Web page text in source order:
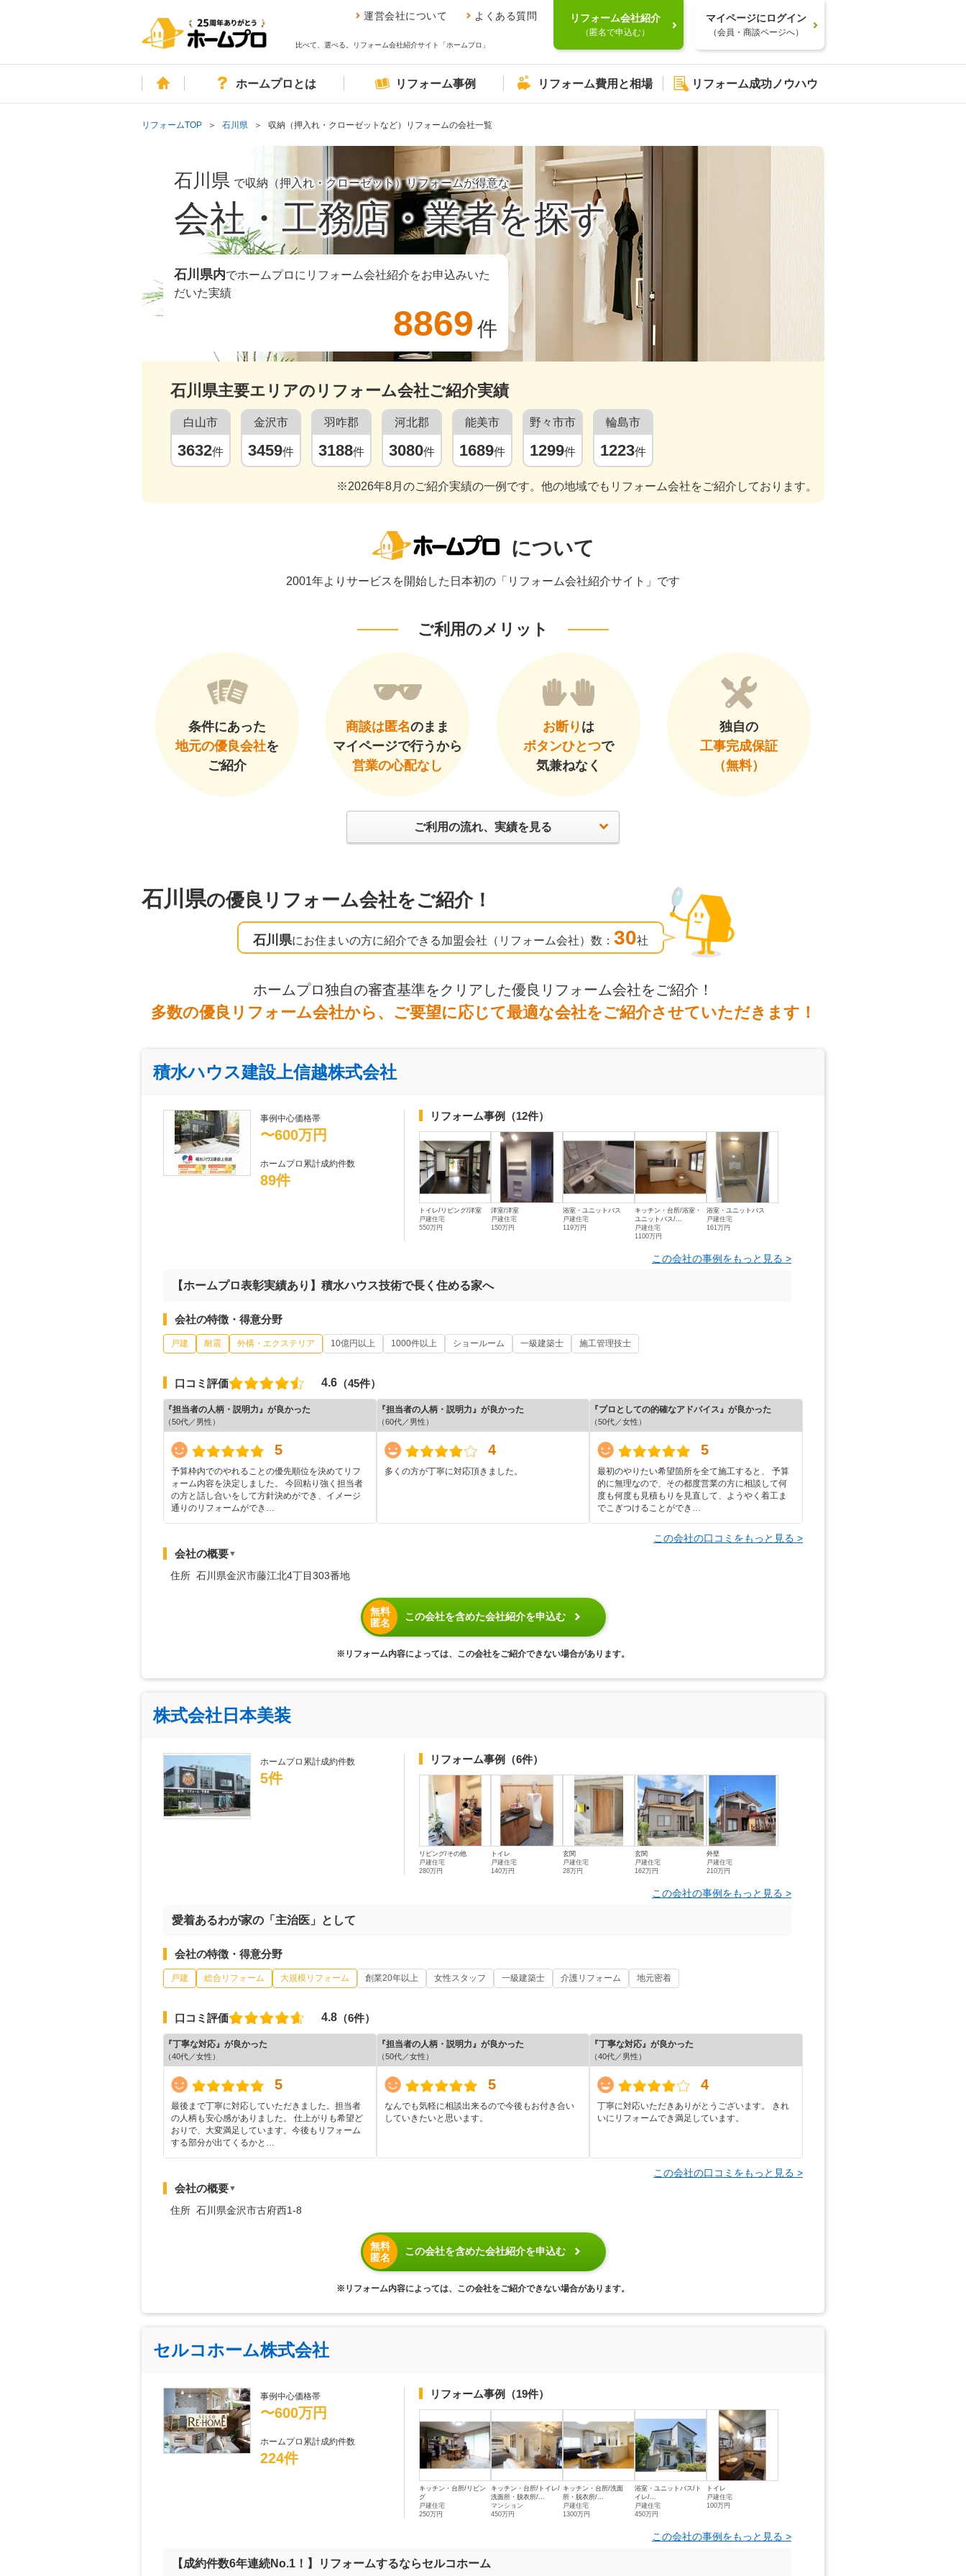
運営会社について よくある質問
比べて、選べる。リフォーム会社紹介サイト「ホームプロ」
リフォーム会社紹介
（匿名で申込む）
マイページにログイン
（会員・商談ページへ）
ホームホームプロとは リフォーム事例 リフォーム費用と相場 リフォーム成功ノウハウ
リフォームTOP 石川県 収納（押入れ・クローゼットなど）リフォームの会社一覧
石川県 で収納（押入れ・クローゼット）リフォームが得意な
会社・工務店・業者を探す
石川県内でホームプロにリフォーム会社紹介をお申込みいた
だいた実績
8869 件
石川県主要エリアのリフォーム会社ご紹介実績
白山市
3632件
金沢市
3459件
羽咋郡
3188件
河北郡
3080件
能美市
1689件
野々市市
1299件
輪島市
1223件
※2026年8月のご紹介実績の一例です。他の地域でもリフォーム会社をご紹介しております。
について
2001年よりサービスを開始した日本初の「リフォーム会社紹介サイト」です
ご利用のメリット
条件にあった
地元の優良会社を
ご紹介
商談は匿名のまま
マイページで行うから
営業の心配なし
お断り は
ボタンひとつで
気兼ねなく
独自の
工事完成保証
（無料）
ご利用の流れ、実績を見る
石川県の優良リフォーム会社をご紹介！
石川県にお住まいの方に紹介できる加盟会社（リフォーム会社）数： 30社
ホームプロ独自の審査基準をクリアした優良リフォーム会社をご紹介！
多数の優良リフォーム会社から、ご要望に応じて最適な会社をご紹介させていただきます！
積水ハウス建設上信越株式会社
事例中心価格帯
〜600万円
ホームプロ累計成約件数
89件
リフォーム事例 （12件）
トイレ/リビング/洋室
戸建住宅
550万円
洋室/洋室
戸建住宅
150万円
浴室・ユニットバス
戸建住宅
119万円
キッチン・台所/浴室・
ユニットバス/...
戸建住宅
1100万円
浴室・ユニットバス
戸建住宅
161万円
この会社の事例をもっと見る >
【ホームプロ表彰実績あり】積水ハウス技術で長く住める家へ
会社の特徴・得意分野
戸建 耐震 外構・エクステリア 10億円以上 1000件以上 ショールーム 一級建築士 施工管理技士
口コミ評価 4.6 （45件）
『担当者の人柄・説明力』が良かった
（50代／男性）
5
予算枠内でのやれることの優先順位を決めてリフ
ォーム内容を決定しました。 今回粘り強く担当者
の方と話し合いをして方針決めができ、イメージ
通りのリフォームができ…
『担当者の人柄・説明力』が良かった
（60代／男性）
4
多くの方が丁寧に対応頂きました。
『プロとしての的確なアドバイス』が良かった
（50代／女性）
5
最初のやりたい希望箇所を全て施工すると、 予算
的に無理なので、その都度営業の方に相談して何
度も何度も見積もりを見直して、ようやく着工ま
でこぎつけることができ…
この会社の口コミをもっと見る >
会社の概要▼
住所 石川県金沢市藤江北4丁目303番地
無料
匿名
この会社を含めた会社紹介を申込む
※リフォーム内容によっては、この会社をご紹介できない場合があります。
株式会社日本美装
ホームプロ累計成約件数
5件
リフォーム事例 （6件）
リビング/その他
戸建住宅
280万円
トイレ
戸建住宅
140万円
玄関
戸建住宅
28万円
玄関
戸建住宅
162万円
外壁
戸建住宅
210万円
この会社の事例をもっと見る >
愛着あるわが家の「主治医」として
会社の特徴・得意分野
戸建 総合リフォーム 大規模リフォーム 創業20年以上 女性スタッフ 一級建築士 介護リフォーム 地元密着
口コミ評価 4.8 （6件）
『丁寧な対応』が良かった
（40代／女性）
5
最後まで丁寧に対応していただきました。担当者
の人柄も安心感がありました。 仕上がりも希望ど
おりで、大変満足しています。今後もリフォーム
する部分が出てくるかと…
『担当者の人柄・説明力』が良かった
（50代／女性）
5
なんでも気軽に相談出来るので今後もお付き合い
していきたいと思います。
『丁寧な対応』が良かった
（40代／男性）
4
丁寧に対応いただきありがとうございます。 きれ
いにリフォームでき満足しています。
この会社の口コミをもっと見る >
会社の概要▼
住所 石川県金沢市古府西1-8
無料
匿名
この会社を含めた会社紹介を申込む
※リフォーム内容によっては、この会社をご紹介できない場合があります。
セルコホーム株式会社
事例中心価格帯
〜600万円
ホームプロ累計成約件数
224件
リフォーム事例 （19件）
キッチン・台所/リビン
グ
戸建住宅
250万円
キッチン・台所/トイレ/
洗面所・脱衣所/...
マンション
450万円
キッチン・台所/洗面
所・脱衣所/...
戸建住宅
1300万円
浴室・ユニットバス/ト
イレ/...
戸建住宅
450万円
トイレ
戸建住宅
100万円
この会社の事例をもっと見る >
【成約件数6年連続No.1！】リフォームするならセルコホーム